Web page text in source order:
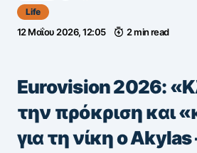
Life
12 Μαΐου 2026, 12:05 2 min read
Eurovision 2026:
την πρόκριση και
για τη νίκη ο Akylas